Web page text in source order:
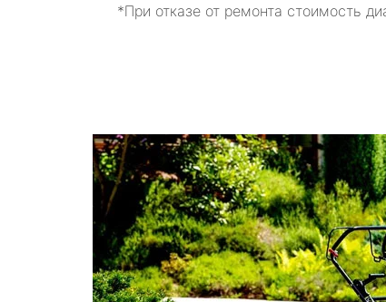
*При отказе от ремонта стоимость